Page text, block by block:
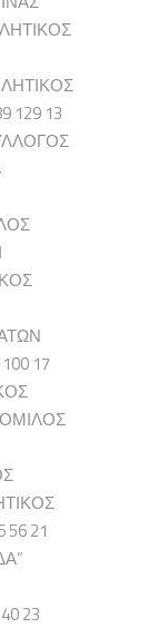
129 13
17
21
23